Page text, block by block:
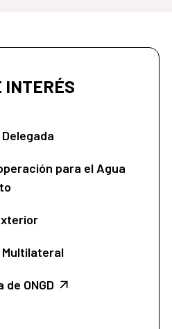
INTERÉS
para el Agua
ONGD